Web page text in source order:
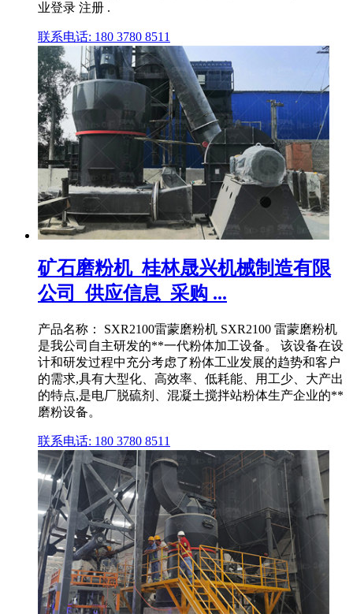
业登录 注册 .
联系电话: 180 3780 8511
矿石磨粉机_桂林晟兴机械制造有限
公司_供应信息_采购 ...
产品名称： SXR2100雷蒙磨粉机 SXR2100 雷蒙磨粉机
是我公司自主研发的**一代粉体加工设备。 该设备在设
计和研发过程中充分考虑了粉体工业发展的趋势和客户
的需求,具有大型化、高效率、低耗能、用工少、大产出
的特点,是电厂脱硫剂、混凝土搅拌站粉体生产企业的**
磨粉设备。
联系电话: 180 3780 8511